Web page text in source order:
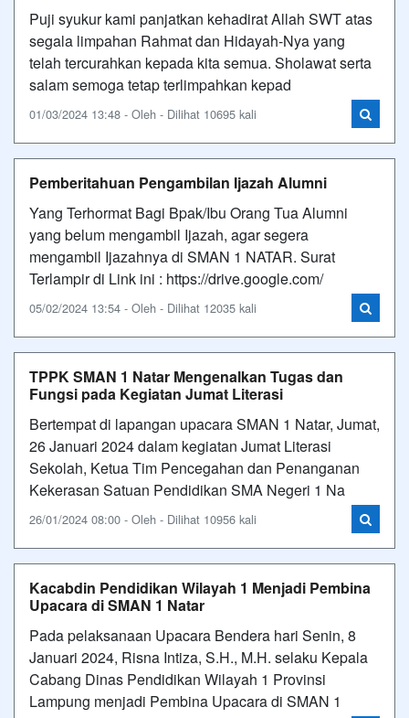
Puji syukur kami panjatkan kehadirat Allah SWT atas
segala limpahan Rahmat dan Hidayah-Nya yang
telah tercurahkan kepada kita semua. Sholawat serta
salam semoga tetap terlimpahkan kepad
01/03/2024 13:48 - Oleh - Dilihat 10695 kali
Pemberitahuan Pengambilan Ijazah Alumni
Yang Terhormat Bagi Bpak/Ibu Orang Tua Alumni
yang belum mengambil Ijazah, agar segera
mengambil Ijazahnya di SMAN 1 NATAR. Surat
Terlampir di Link ini : https://drive.google.com/
05/02/2024 13:54 - Oleh - Dilihat 12035 kali
TPPK SMAN 1 Natar Mengenalkan Tugas dan
Fungsi pada Kegiatan Jumat Literasi
Bertempat di lapangan upacara SMAN 1 Natar, Jumat,
26 Januari 2024 dalam kegiatan Jumat Literasi
Sekolah, Ketua Tim Pencegahan dan Penanganan
Kekerasan Satuan Pendidikan SMA Negeri 1 Na
26/01/2024 08:00 - Oleh - Dilihat 10956 kali
Kacabdin Pendidikan Wilayah 1 Menjadi Pembina
Upacara di SMAN 1 Natar
Pada pelaksanaan Upacara Bendera hari Senin, 8
Januari 2024, Risna Intiza, S.H., M.H. selaku Kepala
Cabang Dinas Pendidikan Wilayah 1 Provinsi
Lampung menjadi Pembina Upacara di SMAN 1